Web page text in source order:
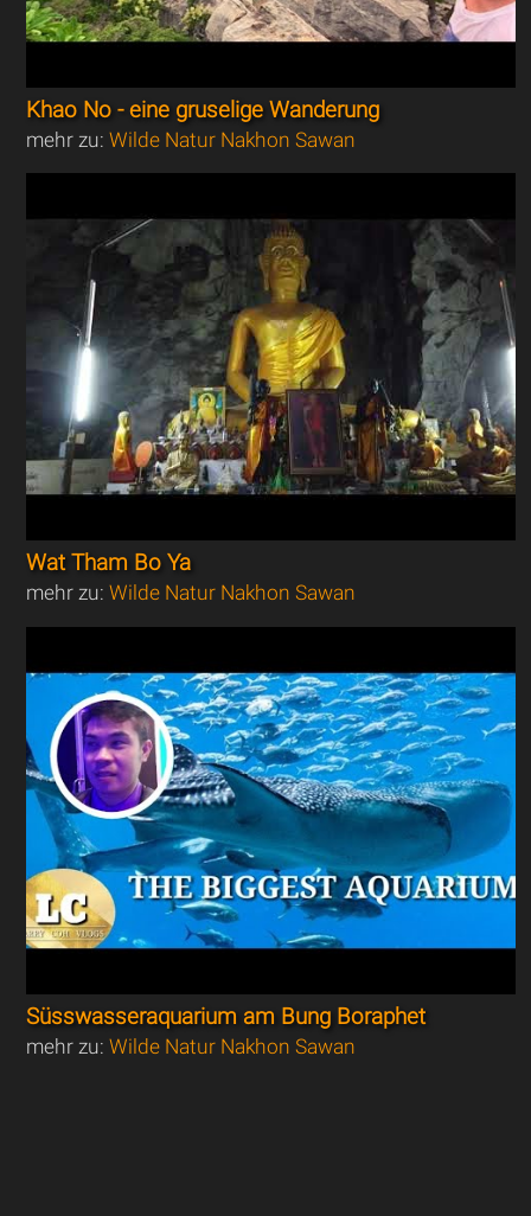
Khao No - eine gruselige Wanderung
mehr zu:Wilde Natur Nakhon Sawan
Wat Tham Bo Ya
mehr zu:Wilde Natur Nakhon Sawan
Süsswasseraquarium am Bung Boraphet
mehr zu:Wilde Natur Nakhon Sawan